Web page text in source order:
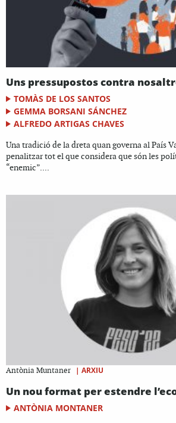
Uns pressupostos contra
TOMÀS DE LOS SANTOS
GEMMA BORSANI SÁNCHEZ
ALFREDO ARTIGAS CHAVES
Una tradició de la dreta quan governa al País
penalitzar tot el que considera que són les
“enemic”....
Antònia Muntaner | ARXIU
Un nou format per estendre
ANTÒNIA MONTANER